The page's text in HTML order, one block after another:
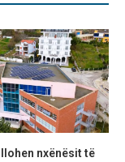
nxënësit të